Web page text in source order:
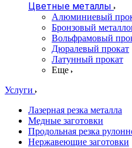
Цветные металлы
Алюминиевый
Бронзовый
Вольфрамовый
Дюралевый прокат
Латунный прокат
Еще
Услуги
Лазерная резка металла
Медные заготовки
Продольная резка
Нержавеющие заготовки